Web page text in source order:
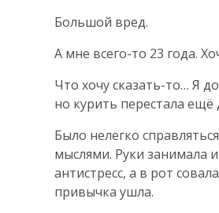
Большой вред.
А мне всего-то 23 года.
Что хочу сказать-то… Я
но курить перестала ещё
Было нелегко
мыслями. Руки занимала
антистресс, а в рот
привычка ушла.